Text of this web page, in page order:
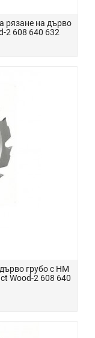
рязане на дърво
2 608 640 632
грубо с HM
Wood-2 608 640